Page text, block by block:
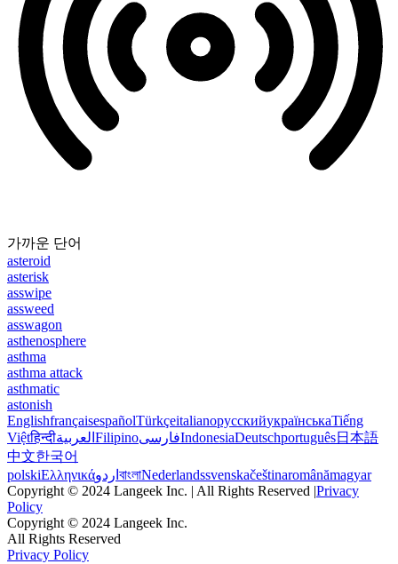
가까운 단어
asteroid
asterisk
asswipe
assweed
asswagon
asthenosphere
asthma
asthma attack
asthmatic
astonish
EnglishfrançaisespañolTürkçeitalianoрусскийукраїнськаTiếng
Việtहिन्दीالعربية FilipinoفارسیIndonesiaDeutschportuguês日本語
中文한국어
polskiΕλληνικάاردو বাংলাNederlandssvenskačeštinaromânămagyar
Copyright © 2024 Langeek Inc. | All Rights Reserved |Privacy
Policy
Copyright © 2024 Langeek Inc.
All Rights Reserved
Privacy Policy